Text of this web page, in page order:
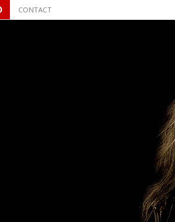
CONTACT